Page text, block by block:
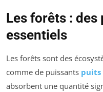
Les forêts :
essentiels
Les forêts sont des
comme de puissants puits
absorbent une quantité